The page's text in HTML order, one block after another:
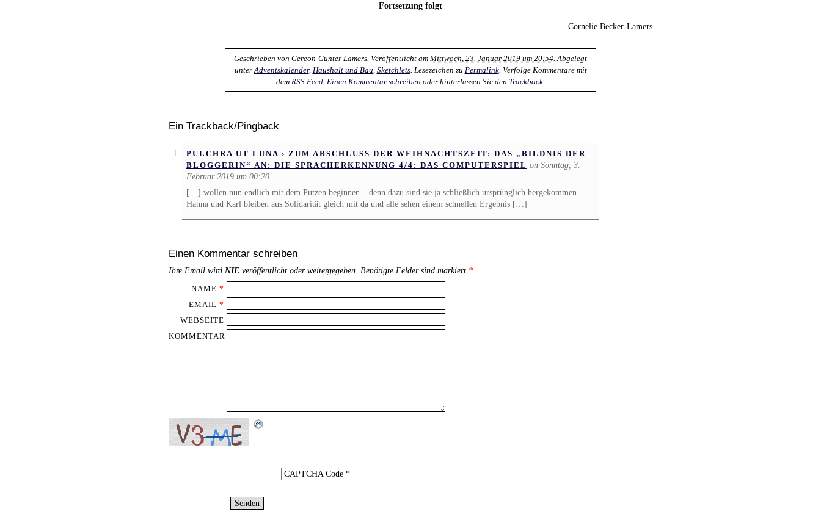
Fortsetzung folgt
Cornelie Becker-Lamers
Geschrieben von Gereon-Gunter Lamers. Veröffentlicht am Mittwoch, 23. Januar 2019 um 20:54. Abgelegt
unterAdventskalender, Haushalt und Bau, Sketchlets. Lesezeichen zu Permalink. Verfolge Kommentare mit
dem RSS Feed. Einen Kommentar schreiben oder hinterlassen Sie den Trackback.
Ein Trackback/Pingback
PULCHRA UT LUNA › ZUM ABSCHLUSS DER WEIHNACHTSZEIT: DAS „BILDNIS DER B
LOGGERIN“ AN: DIE SPRACHERKENNUNG 4/4: DAS COMPUTERSPIEL
on Sonntag, 3.
Februar 2019 um 00:20
[…] wollen nun endlich mit dem Putzen beginnen – denn dazu sind sie ja schließlich ursprünglich hergekommen.
Hanna und Karl bleiben aus Solidarität gleich mit da und alle sehen einem schnellen Ergebnis […]
Einen Kommentar schreiben
Ihre Email wird NIE veröffentlicht oder weitergegeben. Benötigte Felder sind markiert *
NAME *
EMAIL *
WEBSEITE
KOMMENTAR
CAPTCHA Code *